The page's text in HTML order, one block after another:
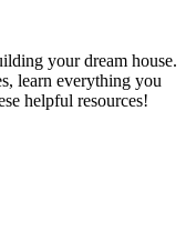
your dream house.
learn everything you
helpful resources!